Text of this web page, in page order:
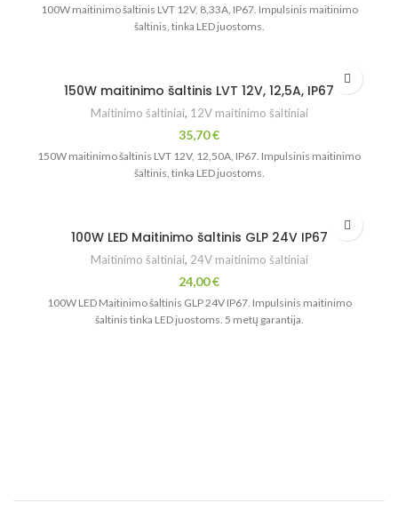
100W maitinimo šaltinis LVT 12V, 8,33A, IP67. Impulsinis maitinimo
šaltinis, tinka LED juostoms.
150W maitinimo šaltinis LVT 12V, 12,5A, IP67
Maitinimo šaltiniai, 12V maitinimo šaltiniai
35,70€
150W maitinimo šaltinis LVT 12V, 12,50A, IP67. Impulsinis maitinimo
šaltinis, tinka LED juostoms.
100W LED Maitinimo šaltinis GLP 24V IP67
Maitinimo šaltiniai, 24V maitinimo šaltiniai
24,00€
100W LED Maitinimo šaltinis GLP 24V IP67. Impulsinis maitinimo
šaltinis tinka LED juostoms. 5 metų garantija.